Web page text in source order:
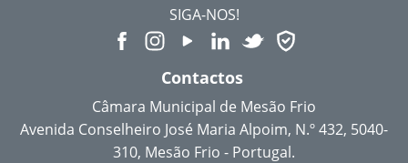
SIGA-NOS!
Contactos
Câmara Municipal de Mesão Frio
Avenida Conselheiro José Maria Alpoim, N.º 432, 5040-
310, Mesão Frio - Portugal.